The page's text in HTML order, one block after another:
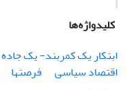
کلیدواژه‌ها
ابتکار یک کمربند- یک جاده
اقتصاد سیاسی
فرصتها